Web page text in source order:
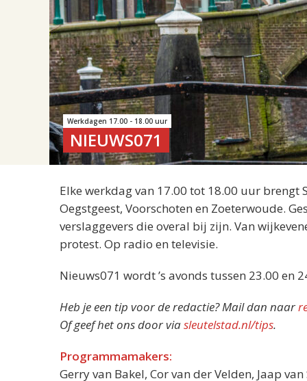
Werkdagen 17.00 - 18.00 uur
NIEUWS071
Elke werkdag van 17.00 tot 18.00 uur
Oegstgeest, Voorschoten en Zoeterwoude.
verslaggevers die overal bij zijn. Van
protest. Op radio en televisie.
Nieuws071 wordt ’s avonds tussen 23.00 en
Heb je een tip voor de redactie? Mail dan naar
Of geef het ons door viasleutelstad.nl/tips.
Programmamakers:
Gerry van Bakel, Cor van der Velden, Jaap